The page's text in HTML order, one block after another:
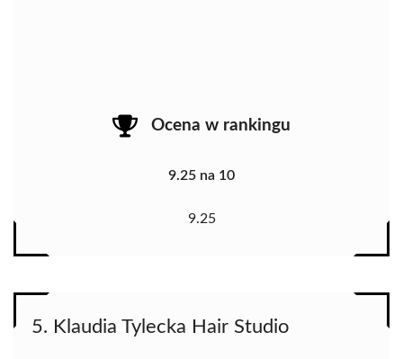
Ocena w rankingu
9.25 na 10
9.25
5. Klaudia Tylecka Hair Studio